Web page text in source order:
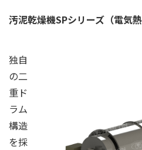
汚泥乾燥機SPシリーズ（電気
独自
の二
重ド
ラム
構造
を採